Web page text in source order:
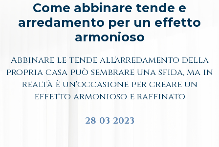
Come abbinare tende e
arredamento per un effetto
armonioso
Abbinare le tende all'arredamento della
propria casa può sembrare una sfida, ma in
realtà è un'occasione per creare un
effetto armonioso e raffinato
28-03-2023